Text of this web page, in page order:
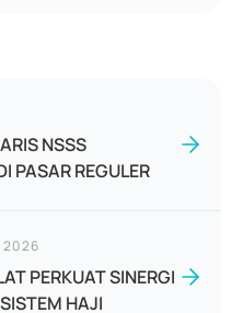
NSSS
PASAR REGULER
2026
PERKUAT SINERGI
HAJI